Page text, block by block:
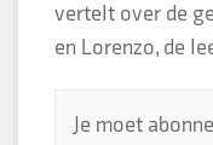
vertelt over de
en Lorenzo, de
Je moet